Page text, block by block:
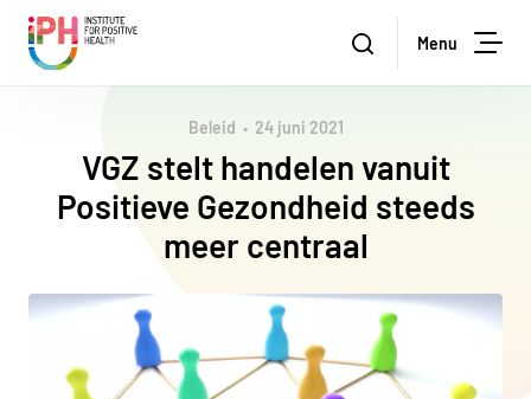
Institute for Positive Health Zoeken
Menu
Beleid 24 juni 2021
VGZ stelt handelen vanuit
Positieve Gezondheid steeds
meer centraal